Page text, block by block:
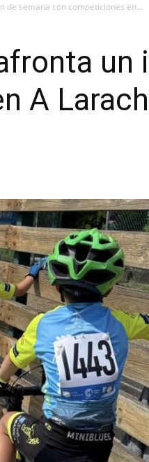
de semana con competiciones en...
A